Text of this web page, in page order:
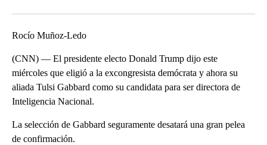
Rocío Muñoz-Ledo
(CNN) — El presidente electo Donald Trump dijo este
miércoles que eligió a la excongresista demócrata y ahora su
aliada Tulsi Gabbard como su candidata para ser directora de
Inteligencia Nacional.
La selección de Gabbard seguramente desatará una gran pelea
de confirmación.